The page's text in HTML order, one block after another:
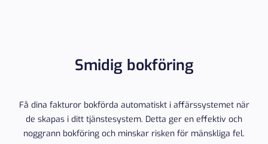
Smidig bokföring
Få dina fakturor bokförda automatiskt i affärssystemet när
de skapas i ditt tjänstesystem. Detta ger en effektiv och
noggrann bokföring och minskar risken för mänskliga fel.